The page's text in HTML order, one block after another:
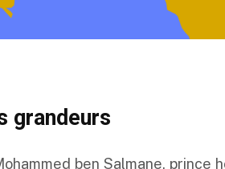
grandeurs
ben Salmane, prince